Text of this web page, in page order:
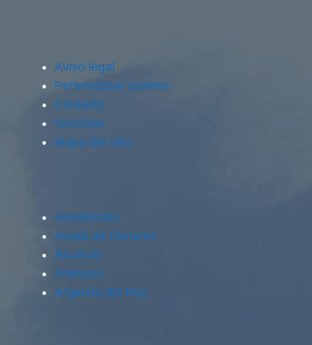
Aviso legal
Personalizar cookies
Contacto
Nosotros
Mapa del sitio
Alcobendas
Alcalá de Henares
Alcorcón
Aranjuez
Arganda del Rey